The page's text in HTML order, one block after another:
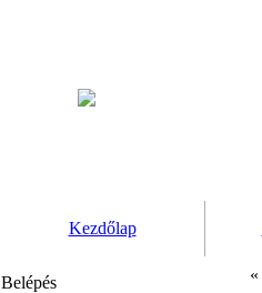
Kezdőlap
Belépés
«